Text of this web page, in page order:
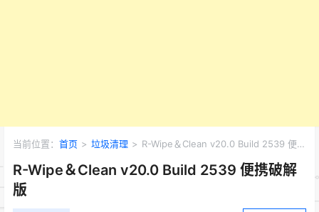
当前位置： 首页 > 垃圾清理 > R-Wipe＆Clean v20.0 Build 2539 便
R-Wipe＆Clean v20.0 Build 2539 便携破解
版